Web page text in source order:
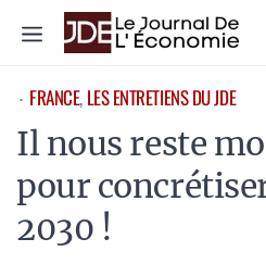
Menu
⋅ FRANCE, LES ENTRETIENS DU JDE
Il nous reste
pour
2030 !